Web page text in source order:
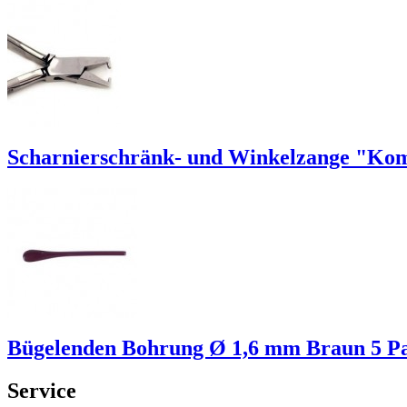
Scharnierschränk- und Winkelzange
Bügelenden Bohrung Ø 1,6 mm Braun 5
Service